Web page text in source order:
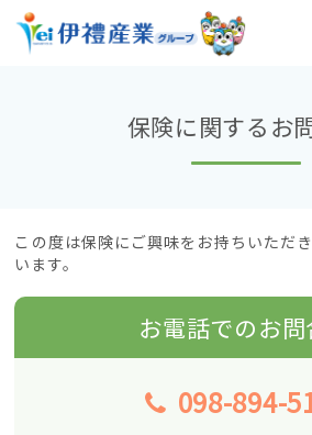
保険に関するお
この度は保険にご興味をお持ちいただ
います。
お電話でのお問
098-894-